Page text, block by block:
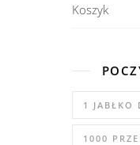
Koszyk
1 JABŁKO
1000